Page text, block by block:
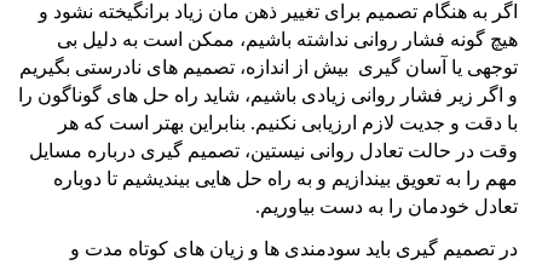
اگر به هنگام تصمیم برای تغییر ذهن مان زیاد برانگیخته نشود و
هیچ گونه فشار روانی نداشته باشیم، ممکن است به دلیل بی
توجهی یا آسان گیری بیش از اندازه، تصمیم های نادرستی بگیریم
و اگر زیر فشار روانی زیادی باشیم، شاید راه حل های گوناگون را
با دقت و جدیت لازم ارزیابی نکنیم. بنابراین بهتر است که هر
وقت در حالت تعادل روانی نیستین، تصمیم گیری درباره مسایل
مهم را به تعویق بیندازیم و به راه حل هایی بیندیشیم تا دوباره
تعادل خودمان را به دست بیاوریم.
در تصمیم گیری باید سودمندی ها و زیان های کوتاه مدت و